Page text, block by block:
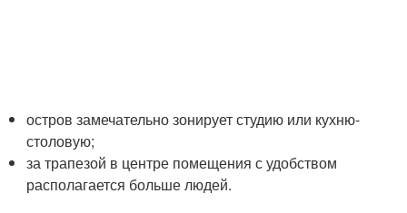
остров замечательно зонирует студию или кухню-
столовую;
за трапезой в центре помещения с удобством
располагается больше людей.